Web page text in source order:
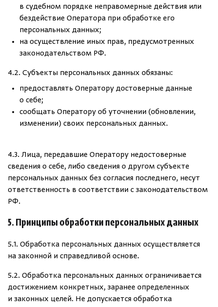
в судебном порядке неправомерные действия или
бездействие Оператора при обработке его
персональных данных;
на осуществление иных прав, предусмотренных
законодательством РФ.
4.2. Субъекты персональных данных обязаны:
предоставлять Оператору достоверные данные
о себе;
сообщать Оператору об уточнении (обновлении,
изменении) своих персональных данных.
4.3. Лица, передавшие Оператору недостоверные
сведения о себе, либо сведения о другом субъекте
персональных данных без согласия последнего, несут
ответственность в соответствии с законодательством
РФ.
5. Принципы обработки персональных данных
5.1. Обработка персональных данных осуществляется
на законной и справедливой основе.
5.2. Обработка персональных данных ограничивается
достижением конкретных, заранее определенных
и законных целей. Не допускается обработка